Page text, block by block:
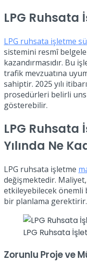
LPG Ruhsata
LPG ruhsata işletme
sistemini resmî
kazandırmasıdır. Bu
trafik mevzuatına
sahiptir. 2025 yılı
prosedürleri belirli
gösterebilir.
LPG Ruhsata
Yılında Ne
LPG ruhsata işletme
değişmektedir.
etkileyebilecek önemli
bir planlama gerektirir.
LPG Ruhsata
Zorunlu Proje ve